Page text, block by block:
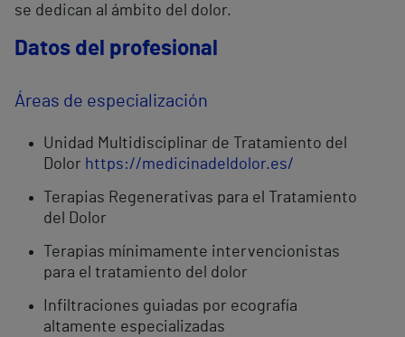
se dedican al ámbito del dolor.
Datos del profesional
Áreas de especialización
Unidad Multidisciplinar de Tratamiento del
Dolor https://medicinadeldolor.es/
Terapias Regenerativas para el Tratamiento
del Dolor
Terapias mínimamente intervencionistas
para el tratamiento del dolor
Infiltraciones guiadas por ecografía
altamente especializadas